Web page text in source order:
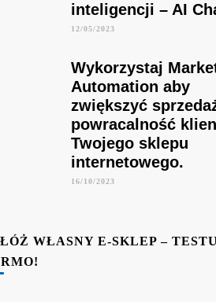
inteligencji – AI
12/05/2023
Wykorzystaj
Automation aby
zwiększyć
powracalność
Twojego sklepu
internetowego.
16/10/2023
WŁASNY E-SKLEP –